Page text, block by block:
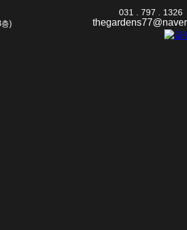
)
031 . 797 . 1326